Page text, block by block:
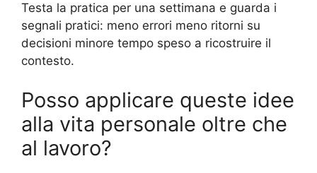
Testa la pratica per una settimana e guarda i
segnali pratici: meno errori meno ritorni su
decisioni minore tempo speso a ricostruire il
contesto.
Posso applicare queste idee
alla vita personale oltre che
al lavoro?